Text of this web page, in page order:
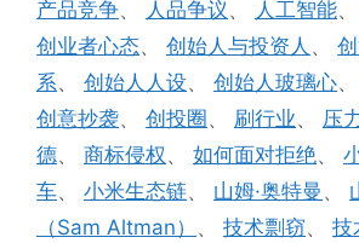
产品竞争、 人品争议 、 人工智能、
创业者心态、 创始人与投资人 、
系、 创始人人设、 创始人玻璃心、
创意抄袭、 创投圈 、 刷行业、 压
德、 商标侵权 、 如何面对拒绝、
车、 小米生态链、 山姆·奥特曼 、
（Sam Altman） 、 技术剽窃、 技